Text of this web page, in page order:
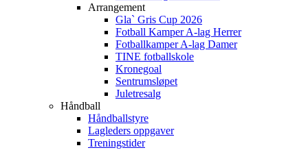
Arrangement
Gla` Gris Cup 2026
Fotball Kamper A-lag Herrer
Fotballkamper A-lag Damer
TINE fotballskole
Kronegoal
Sentrumsløpet
Juletresalg
Håndball
Håndballstyre
Lagleders oppgaver
Treningstider